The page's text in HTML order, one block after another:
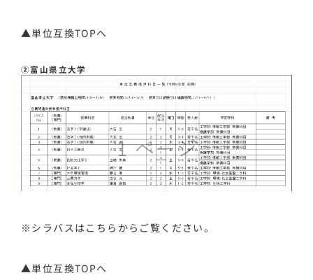
▲単位互換TOPへ
②富山県立大学
※シラバスは こちら からご覧ください。
▲単位互換TOPへ